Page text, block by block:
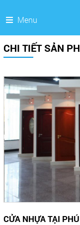
Menu
CHI TIẾT SẢN
CỬA NHỰA TẠI